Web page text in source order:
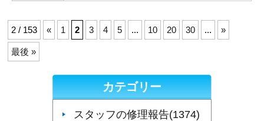
2 / 153 « 1 2 3 4 5 ... 10 20 30 ... »
最後 »
カテゴリー
スタッフの修理報告(1374)